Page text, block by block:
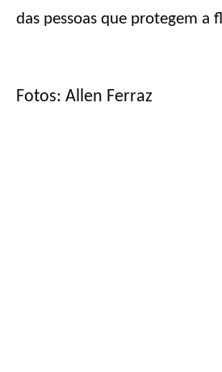
das pessoas que protegem a
Fotos: Allen Ferraz